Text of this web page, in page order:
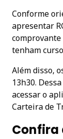
Conforme
apresentar
comprovante
tenham
Além disso,
13h30.
acessar o
Carteira de
Confira